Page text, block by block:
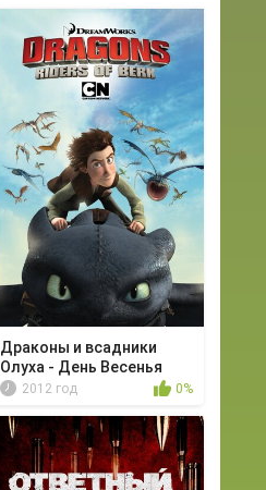
Драконы и всадники
Олуха - День Весенья
2012 год 0%